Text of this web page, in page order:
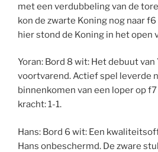
met een verdubbeling van de
kon de zwarte Koning nog naar
hier stond de Koning in het open
Yoran: Bord 8 wit: Het debuut van
voortvarend. Actief spel leverde
binnenkomen van een loper op
kracht: 1-1.
Hans: Bord 6 wit: Een
Hans onbeschermd. De zware